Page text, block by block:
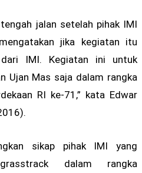
jalan setelah pihak IMI
jika kegiatan itu
IMI. Kegiatan ini untuk
Ujan Mas saja dalam rangka
RI ke-71,” kata Edwar
sikap pihak IMI yang
dalam rangka